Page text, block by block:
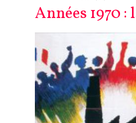
Années 1970 :